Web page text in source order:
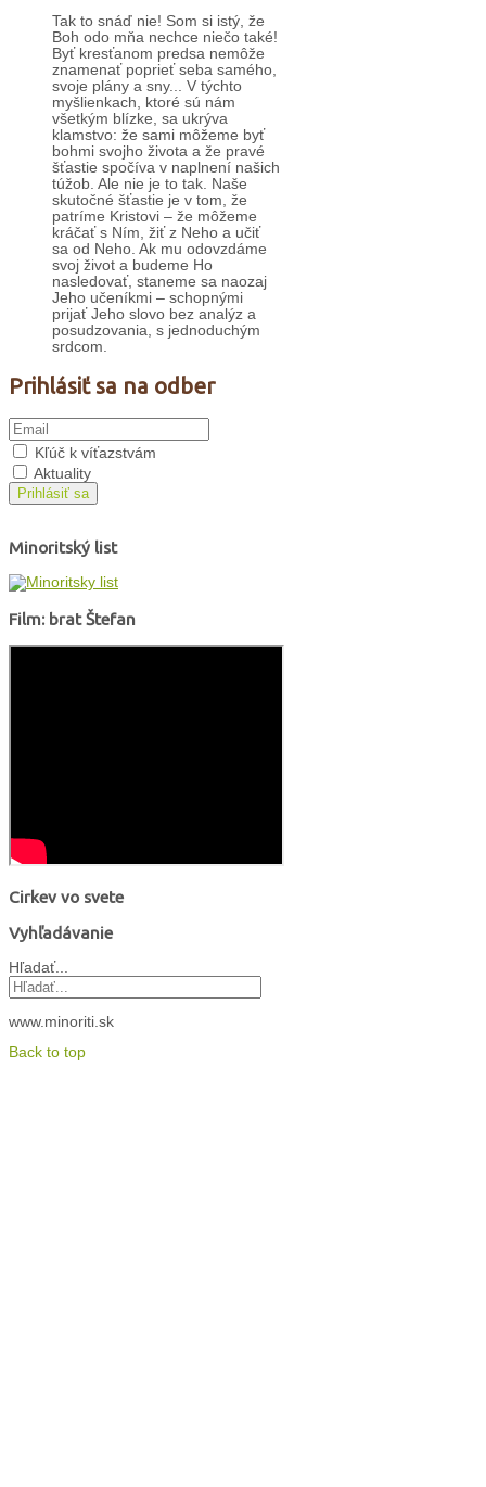
Tak to snáď nie! Som si istý, že
Boh odo mňa nechce niečo také!
Byť kresťanom predsa nemôže
znamenať poprieť seba samého,
svoje plány a sny... V týchto
myšlienkach, ktoré sú nám
všetkým blízke, sa ukrýva
klamstvo: že sami môžeme byť
bohmi svojho života a že pravé
šťastie spočíva v naplnení našich
túžob. Ale nie je to tak. Naše
skutočné šťastie je v tom, že
patríme Kristovi – že môžeme
kráčať s Ním, žiť z Neho a učiť
sa od Neho. Ak mu odovzdáme
svoj život a budeme Ho
nasledovať, staneme sa naozaj
Jeho učeníkmi – schopnými
prijať Jeho slovo bez analýz a
posudzovania, s jednoduchým
srdcom.
Prihlásiť sa na odber
Kľúč k víťazstvám
Aktuality
Prihlásiť sa
Minoritský list
Film: brat Štefan
Cirkev vo svete
Vyhľadávanie
Hľadať...
www.minoriti.sk
Back to top